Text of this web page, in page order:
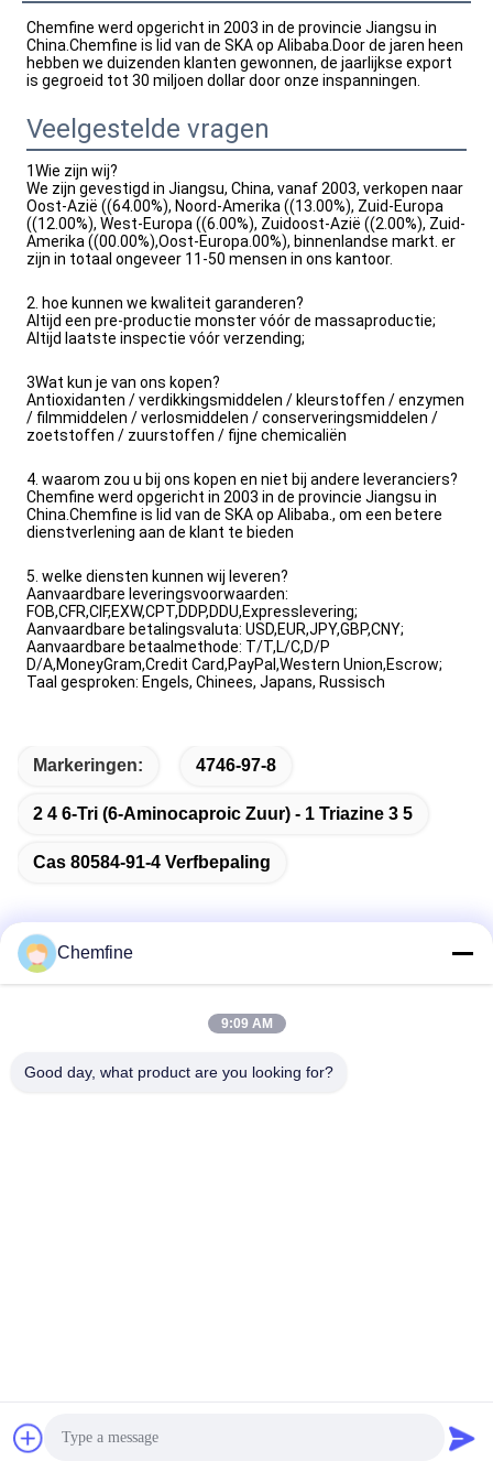
Chemfine werd opgericht in 2003 in de provincie Jiangsu in
China.Chemfine is lid van de SKA op Alibaba.Door de jaren heen
hebben we duizenden klanten gewonnen, de jaarlijkse export
is gegroeid tot 30 miljoen dollar door onze inspanningen.
Veelgestelde vragen
1Wie zijn wij?
We zijn gevestigd in Jiangsu, China, vanaf 2003, verkopen naar
Oost-Azië ((64.00%), Noord-Amerika ((13.00%), Zuid-Europa
((12.00%), West-Europa ((6.00%), Zuidoost-Azië ((2.00%), Zuid-
Amerika ((00.00%),Oost-Europa.00%), binnenlandse markt. er
zijn in totaal ongeveer 11-50 mensen in ons kantoor.
2. hoe kunnen we kwaliteit garanderen?
Altijd een pre-productie monster vóór de massaproductie;
Altijd laatste inspectie vóór verzending;
3Wat kun je van ons kopen?
Antioxidanten / verdikkingsmiddelen / kleurstoffen / enzymen
/ filmmiddelen / verlosmiddelen / conserveringsmiddelen /
zoetstoffen / zuurstoffen / fijne chemicaliën
4. waarom zou u bij ons kopen en niet bij andere leveranciers?
Chemfine werd opgericht in 2003 in de provincie Jiangsu in
China.Chemfine is lid van de SKA op Alibaba., om een betere
dienstverlening aan de klant te bieden
5. welke diensten kunnen wij leveren?
Aanvaardbare leveringsvoorwaarden:
FOB,CFR,CIF,EXW,CPT,DDP,DDU,Expresslevering;
Aanvaardbare betalingsvaluta: USD,EUR,JPY,GBP,CNY;
Aanvaardbare betaalmethode: T/T,L/C,D/P
D/A,MoneyGram,Credit Card,PayPal,Western Union,Escrow;
Taal gesproken: Engels, Chinees, Japans, Russisch
Markeringen: 4746-97-8
2 4 6-Tri (6-Aminocaproic Zuur) - 1 Triazine 3 5
Cas 80584-91-4 Verfbepaling
Zaal 924, Road van No.813 Yinxiu, Wuxi-Stad, Jiangsu,
Chemfine
9:09 AM
Good day, what product are you looking for?